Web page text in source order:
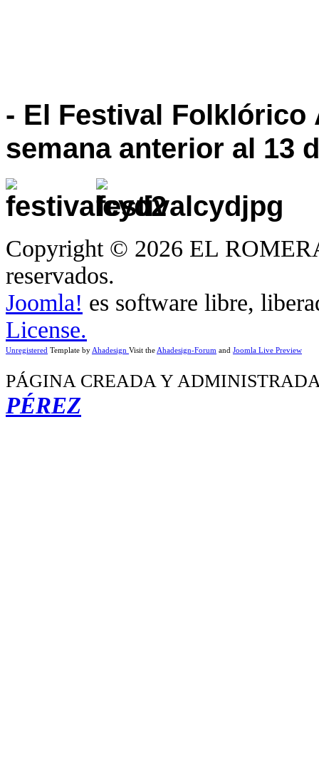
- El Festival Folklórico
semana anterior al 13
Copyright © 2026 EL
reservados.
Joomla! es software libre,
License.
Unregistered Template by Ahadesign Visit the Ahadesign-Forum and Joomla Live Preview
PÁGINA CREADA Y
PÉREZ